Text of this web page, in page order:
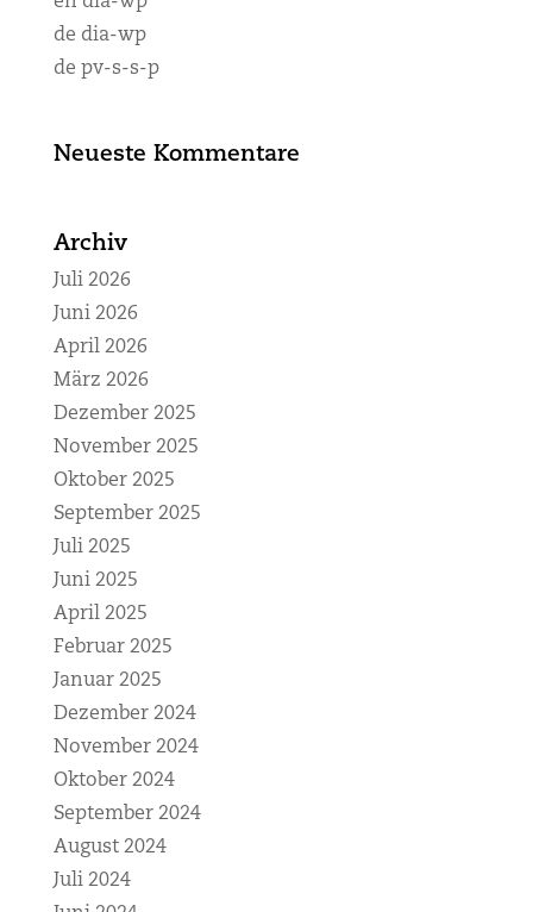
de dia-wp
de pv-s-s-p
Neueste Kommentare
Archiv
Juli 2026
Juni 2026
April 2026
März 2026
Dezember 2025
November 2025
Oktober 2025
September 2025
Juli 2025
Juni 2025
April 2025
Februar 2025
Januar 2025
Dezember 2024
November 2024
Oktober 2024
September 2024
August 2024
Juli 2024